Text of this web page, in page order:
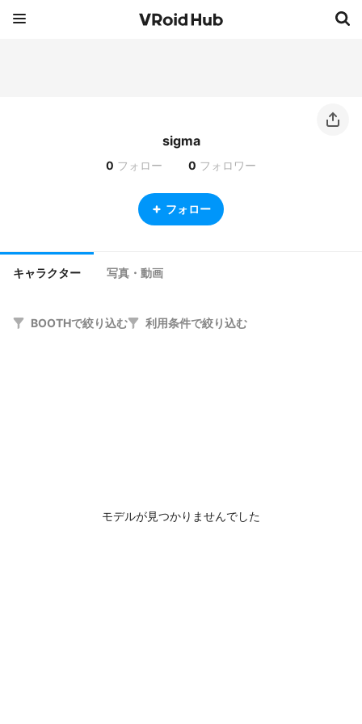
sigma
0 フォロー 0 フォロワー
フォロー
キャラクター 写真・動画
BOOTHで絞り込む 利用条件で絞り込む
モデルが見つかりませんでした